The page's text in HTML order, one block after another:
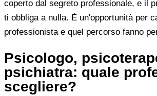
coperto dal segreto professionale, e il
ti obbliga a nulla. È un'opportunità per
professionista e quel percorso fanno
Psicologo,
psichiatra: quale
scegliere?